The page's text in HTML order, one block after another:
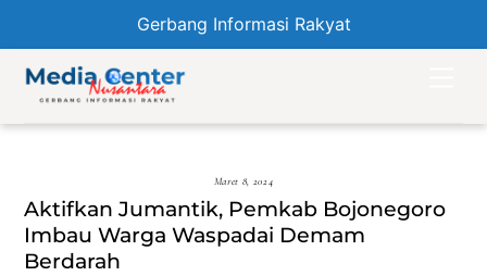
Gerbang Informasi Rakyat
content
Maret 8, 2024
Aktifkan Jumantik, Pemkab Bojonegoro
Imbau Warga Waspadai Demam
Berdarah